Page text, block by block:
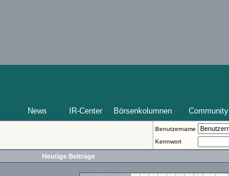
News IR-Center Börsenkolumnen Community
Benutzername
Kennwort
Heutige Beiträge